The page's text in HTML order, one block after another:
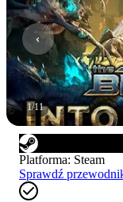
1/11
Platforma: Steam
Sprawdź